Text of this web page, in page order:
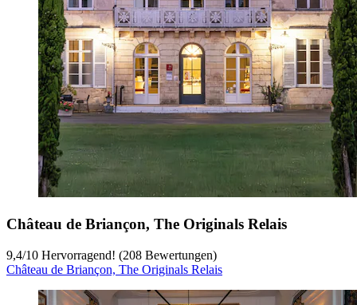
Château de Briançon, The Originals Relais
9,4/10 Hervorragend! (208 Bewertungen)
Château de Briançon, The Originals Relais